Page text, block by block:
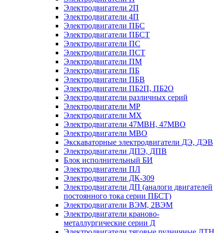
Электродвигатели 2П
Электродвигатели 4П
Электродвигатели ПБС
Электродвигатели ПБСТ
Электродвигатели ПС
Электродвигатели ПСТ
Электродвигатели ПМ
Электродвигатели ПБ
Электродвигатели ПБВ
Электродвигатели ПБ2П, ПБ2О
Электродвигатели различных серий
Электродвигатели МР
Электродвигатели MX
Электродвигатели 47MBH, 47МВО
Электродвигатели MBO
Экскаваторные электродвигатели ДЭ, ДЭВ
Электродвигатели ДПЭ, ДПВ
Блок исполнительный БИ
Электродвигатели ПЛ
Электродвигатели ДК-309
Электродвигатели ДП (аналоги двигателей
постоянного тока серии ПБСТ)
Электродвигатели ВЭМ, 2ВЭМ
Электродвигатели краново-
металлургические серии Д